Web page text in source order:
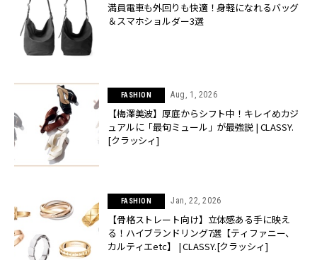
満員電車も外回りも快適！身軽になれるバッグ
＆スマホショルダー3選
FASHION Aug, 1, 2026
【梅澤美波】厚底からシフト中！キレイめカジ
ュアルに「最旬ミュール」が最強説 | CLASSY.
[クラッシィ]
FASHION Jan, 22, 2026
【骨格ストレート向け】立体感ある手に映え
る！ハイブランドリング7選【ティファニー、
カルティエetc】 | CLASSY.[クラッシィ]